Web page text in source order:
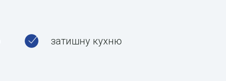
затишну кухню